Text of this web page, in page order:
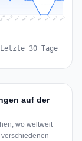
Jul 30 Jul 31 Aug 1 Aug 2 Aug 3 Aug 4 Aug 5 Aug 6 Aug 7
Letzte 30 Tage
auf der
wo weltweit